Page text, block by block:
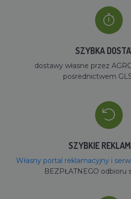
SZYBKA
dostawy własne przez
pośrednictwem
SZYBKIE
Własny portal reklamacyjny i
BEZPŁATNEGO odbioru